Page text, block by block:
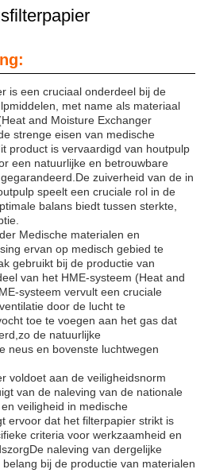
is een cruciaal onderdeel bij de
met name als materiaal
and Moisture Exchanger
strenge eisen van medische
product is vervaardigd van houtpulp
een natuurlijke en betrouwbare
zuiverheid van de in
speelt een cruciale rol in de
balans biedt tussen sterkte,
Medische materialen en
ervan op medisch gebied te
gebruikt bij de productie van
van het HME-systeem (Heat and
systeem vervult een cruciale
door de lucht te
toe te voegen aan het gas dat
de natuurlijke
neus en bovenste luchtwegen
voldoet aan de veiligheidsnorm
van de naleving van de nationale
veiligheid in medische
ervoor dat het filterpapier strikt is
criteria voor werkzaamheid en
naleving van dergelijke
bij de productie van materialen